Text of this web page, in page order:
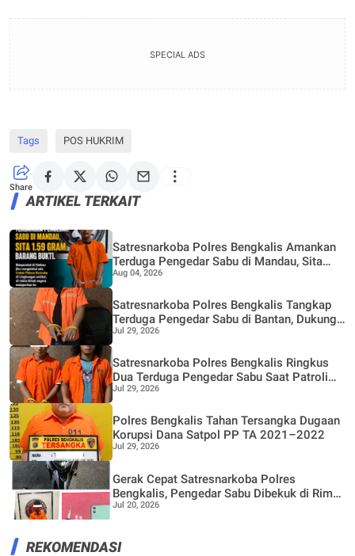
SPECIAL ADS
Tags POS HUKRIM
Share
ARTIKEL TERKAIT
Satresnarkoba Polres Bengkalis Amankan
Terduga Pengedar Sabu di Mandau, Sita
1,59 Gram Barang Bukti
Aug 04, 2026
Satresnarkoba Polres Bengkalis Tangkap
Terduga Pengedar Sabu di Bantan, Dukung
Program Pencegahan Pemberantasan
Peredaran Gelap Narkotika
Jul 29, 2026
Satresnarkoba Polres Bengkalis Ringkus
Dua Terduga Pengedar Sabu Saat Patroli
Gabungan
Jul 29, 2026
Polres Bengkalis Tahan Tersangka Dugaan
Korupsi Dana Satpol PP TA 2021–2022
Jul 29, 2026
Gerak Cepat Satresnarkoba Polres
Bengkalis, Pengedar Sabu Dibekuk di Rimba
Sekampung
Jul 20, 2026
REKOMENDASI